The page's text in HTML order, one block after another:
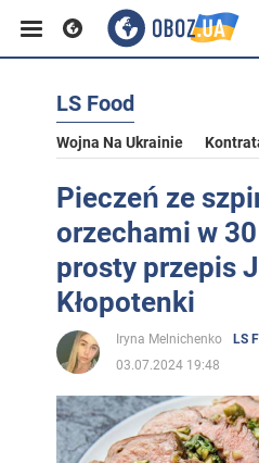
LS Food
Wojna Na Ukrainie
Pieczeń ze
orzechami w
prosty przepis
Kłopotenki
Iryna Melnichenko
LS
03.07.2024 19:48